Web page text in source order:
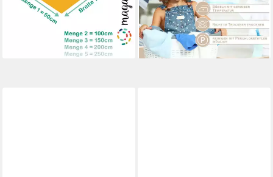
5,75 €
(11,50 €/ 1 m)
lieferbar - in 3-4 Werktagen bei dir
+13
4,26 €
(2,84 €/ 1 qm)
lieferbar - in 3-4 Werktagen bei dir
+13